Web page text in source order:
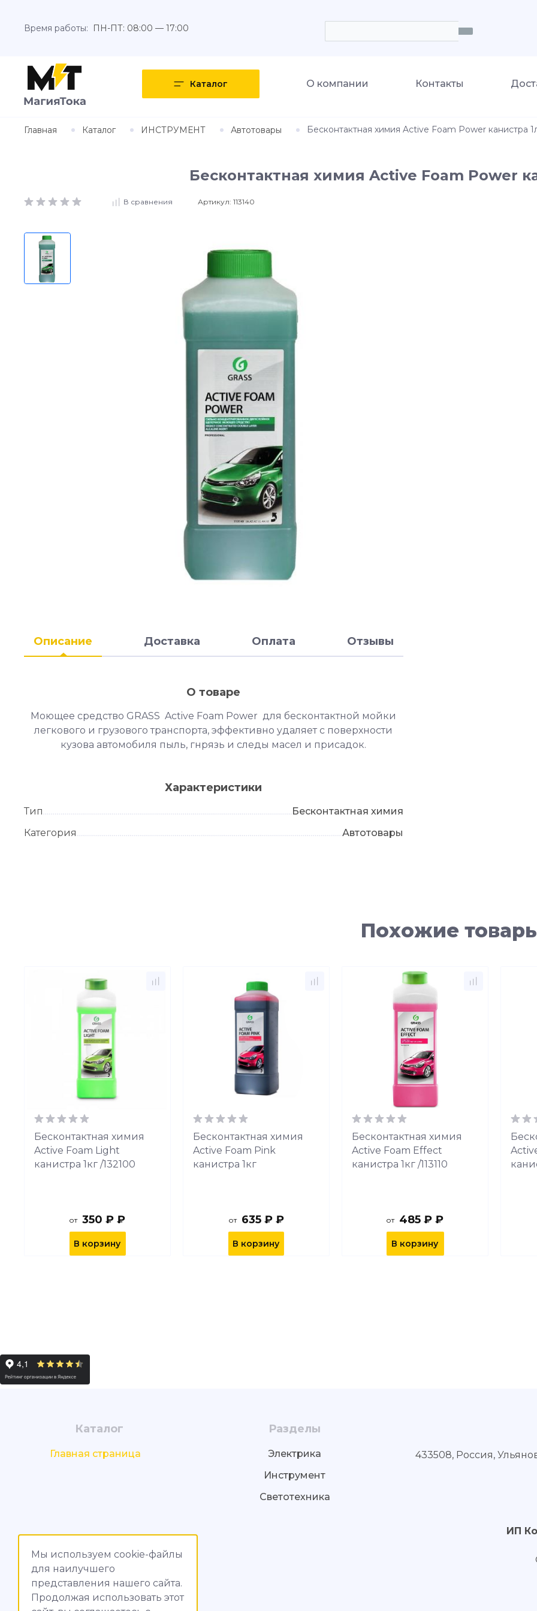
Время работы: ПН-ПТ: 08:00 — 17:00
Каталог О компании Контакты
Главная Каталог ИНСТРУМЕНТ Автотовары Бесконтактная химия Active Foam Power канистра
Мы используем cookie-файлы
для наилучшего
представления нашего сайта.
Продолжая использовать этот
Бесконтактная химия Active Foam Power
В сравнения Артикул: 113140
Описание Доставка Оплата Отзывы
О товаре
Моющее средство GRASS Active Foam Power для бесконтактной мойки
легкового и грузового транспорта, эффективно удаляет с поверхности
кузова автомобиля пыль, гнрязь и следы масел и присадок.
Характеристики
Тип
Бесконтактная химия
Категория
Автотовары
Похожие
Бесконтактная химия
Active Foam Light
канистра 1кг /132100
от 350 ₽ ₽
В корзину
Бесконтактная химия
Active Foam Pink
канистра 1кг
от 635 ₽ ₽
В корзину
Бесконтактная химия
Active Foam Effect
канистра 1кг /113110
от 485 ₽ ₽
В корзину
Каталог
Главная страница
Разделы
Электрика
Инструмент
Светотехника
433508, Россия,
ИП